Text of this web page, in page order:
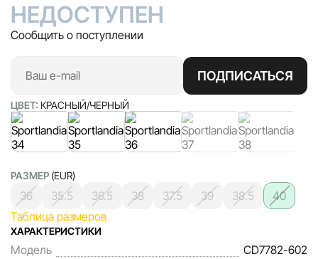
НЕДОСТУПЕН
Сообщить о поступлении
ПОДПИСАТЬСЯ
ЦВЕТ: КРАСНЫЙ/ЧЕРНЫЙ
РАЗМЕР (EUR)
36 35.5 36.5 38 37.5 39 38.5
40
Таблица размеров
ХАРАКТЕРИСТИКИ
Модель CD7782-602